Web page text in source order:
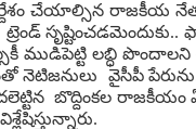
చేయాల్సిన రాజకీయ
ట్రెండ్
ముడిపెట్టి లబ్ధి
నెటిజనులు వైసీపీ
బొద్దింకల